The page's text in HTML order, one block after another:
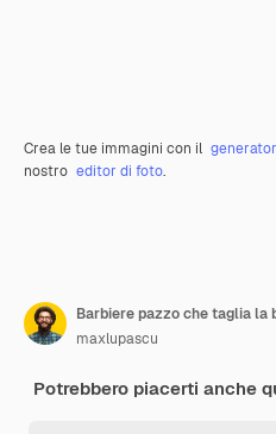
Crea le tue immagini con il
nostro editor di foto.
Barbiere pazzo che taglia la
maxlupascu
Potrebbero piacerti anche